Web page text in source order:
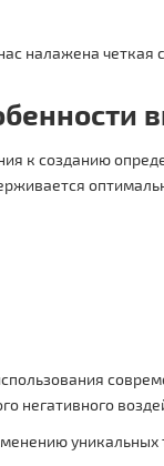
налажена
к созданию
негативного